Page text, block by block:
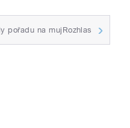
pořadu na mujRozhlas